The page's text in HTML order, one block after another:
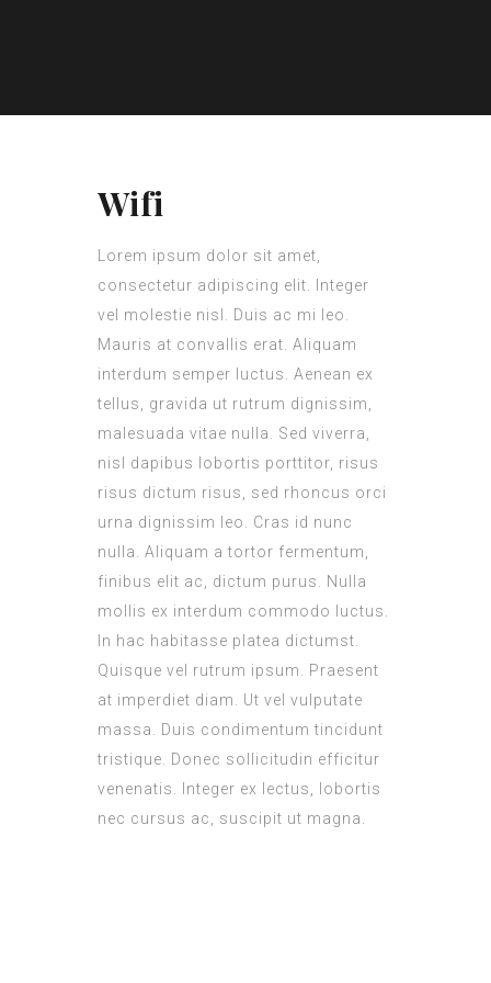
Wifi
Lorem ipsum dolor sit amet,
consectetur adipiscing elit. Integer
vel molestie nisl. Duis ac mi leo.
Mauris at convallis erat. Aliquam
interdum semper luctus. Aenean ex
tellus, gravida ut rutrum dignissim,
malesuada vitae nulla. Sed viverra,
nisl dapibus lobortis porttitor, risus
risus dictum risus, sed rhoncus orci
urna dignissim leo. Cras id nunc
nulla. Aliquam a tortor fermentum,
finibus elit ac, dictum purus. Nulla
mollis ex interdum commodo luctus.
In hac habitasse platea dictumst.
Quisque vel rutrum ipsum. Praesent
at imperdiet diam. Ut vel vulputate
massa. Duis condimentum tincidunt
tristique. Donec sollicitudin efficitur
venenatis. Integer ex lectus, lobortis
nec cursus ac, suscipit ut magna.